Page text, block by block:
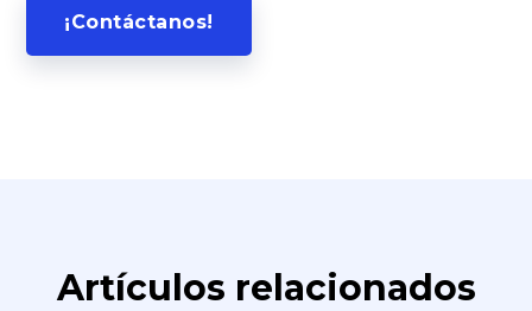
¡Contáctanos!
Artículos relacionados